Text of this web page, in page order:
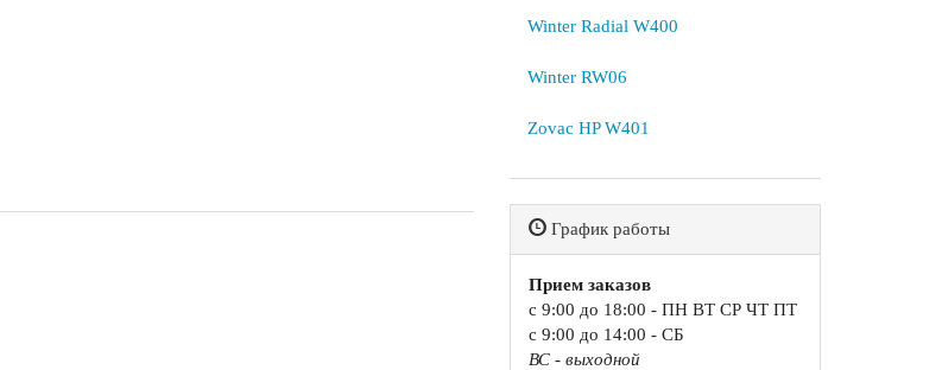
Winter Radial W400
Winter RW06
Zovac HP W401
График работы
Прием заказов
с 9:00 до 18:00 - ПН ВТ СР ЧТ ПТ
с 9:00 до 14:00 - СБ
ВС - выходной